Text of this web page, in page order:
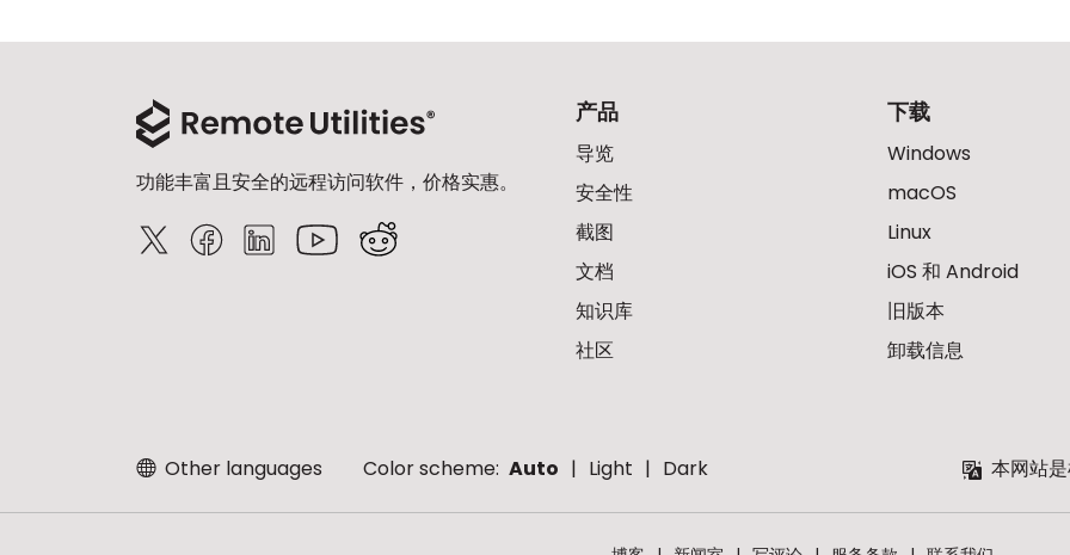
功能丰富且安全的远程访问软件，价格实惠。
产品
导览
安全性
截图
文档
知识库
社区
下载
Windows
macOS
Linux
iOS 和 Android
旧版本
卸载信息
Other languages Color scheme: Auto Light Dark 本网站